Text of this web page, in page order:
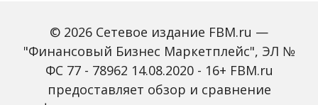
© 2026 Сетевое издание FBM.ru —
"Финансовый Бизнес Маркетплейс", ЭЛ №
ФС 77 - 78962 14.08.2020 - 16+ FBM.ru
предоставляет обзор и сравнение